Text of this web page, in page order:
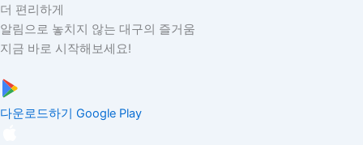
더 편리하게
알림으로 놓치지 않는 대구의 즐거움
지금 바로 시작해보세요!
다운로드하기 Google Play